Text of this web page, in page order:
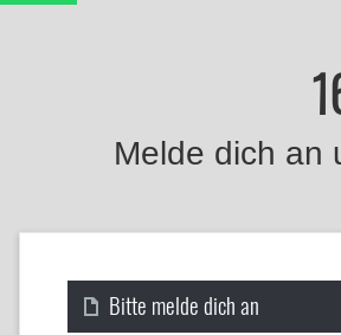
Melde dich an
Bitte melde dich an